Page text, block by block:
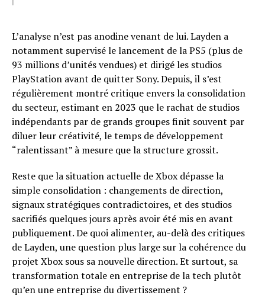
L’analyse n’est pas anodine venant de lui. Layden a
notamment supervisé le lancement de la PS5 (plus de
93 millions d’unités vendues) et dirigé les studios
PlayStation avant de quitter Sony. Depuis, il s’est
régulièrement montré critique envers la consolidation
du secteur, estimant en 2023 que le rachat de studios
indépendants par de grands groupes finit souvent par
diluer leur créativité, le temps de développement
“ralentissant” à mesure que la structure grossit.
Reste que la situation actuelle de Xbox dépasse la
simple consolidation : changements de direction,
signaux stratégiques contradictoires, et des studios
sacrifiés quelques jours après avoir été mis en avant
publiquement. De quoi alimenter, au-delà des critiques
de Layden, une question plus large sur la cohérence du
projet Xbox sous sa nouvelle direction. Et surtout, sa
transformation totale en entreprise de la tech plutôt
qu’en une entreprise du divertissement ?